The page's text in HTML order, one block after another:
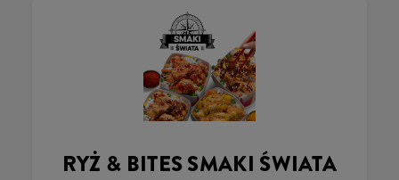
RYŻ & BITES SMAKI ŚWIATA